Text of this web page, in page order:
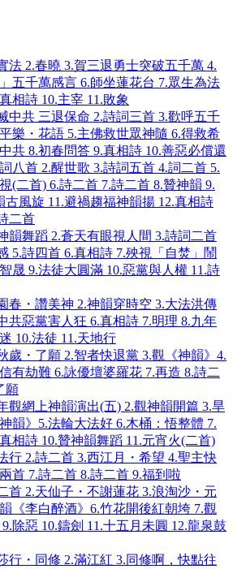
法 2.春曉 3.賀三退勇士突破五千萬 4.
五千萬感言 6.師坐蓮花台 7.眾生為法
相詩 10.主宰 11.敗象
中共 三退保命 2.詩詞三首 3.歡呼五千
樂・花語 5.主佛救世眾神隨 6.得救希
共 8.初春問答 9.真相詩 10.善惡必償還
八首 2.醒世歌 3.詩詞五首 4.詞二首 5.
(二首) 6.詩二首 7.詩二首 8.贊神韻 9.
古風旋 11.避禍趨福神韻揚 12.真相詩
二首
韻舞蹈 2.蒼天有眼視人間 3.詩詞二首
5.詩四首 6.真相詩 7.殃視「自焚」鬧
晟 9.法徒大圓滿 10.惡黨與人權 11.詩
春・讚美神 2.神韻穿時空 3.大法洪傳
共惡黨害人狂 6.真相詩 7.明理 8.九年
10.法徒 11.天地行
歲・了願 2.智者快退黨 3.觀《神韻》4.
有劫難 6.詠優壇婆羅花 7.再造 8.詩二
願
觀網上神韻演出(五) 2.觀神韻開篇 3.旱
韻》5.法輪大法好 6.木桶：悟整體 7.
相詩 10.贊神韻舞蹈 11.元宵火(二首)
行 2.詩二首 3.西江月・希望 4.聖主快
首 7.詩二首 8.詩二首 9.福到啦
首 2.天仙子・不謝蓮花 3.浪淘沙・元
《李白醉酒》6.竹花開後紅朝垮 7.觀
除惡 10.鑄劍 11.十五月未圓 12.龍泉鼓
行・同修 2.滿江紅 3.同修啊，快點往